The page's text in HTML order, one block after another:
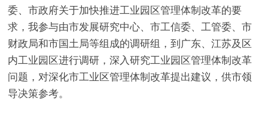
委、市政府关于加快推进工业园区管理体制改革的要
求，我参与由市发展研究中心、市工信委、工管委、市
财政局和市国土局等组成的调研组，到广东、江苏及区
内工业园区进行调研，深入研究工业园区管理体制改革
问题，对深化市工业区管理体制改革提出建议，供市领
导决策参考。